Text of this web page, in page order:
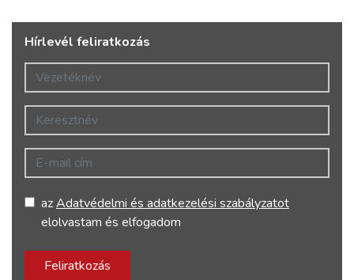
Hírlevél feliratkozás
Vezetéknév
Keresztnév
E-mail cím
azAdatvédelmi és adatkezelési szabályzatot
elolvastam és elfogadom
Feliratkozás